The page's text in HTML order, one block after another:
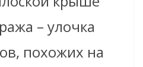
– улочка
похожих на